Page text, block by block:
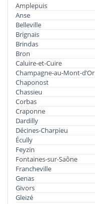
Amplepuis
Anse
Belleville
Brignais
Brindas
Bron
Caluire-et-Cuire
Champagne-au-Mont-d’Or
Chaponost
Chassieu
Corbas
Craponne
Dardilly
Décines-Charpieu
Écully
Feyzin
Fontaines-sur-Saône
Francheville
Genas
Givors
Gleizé